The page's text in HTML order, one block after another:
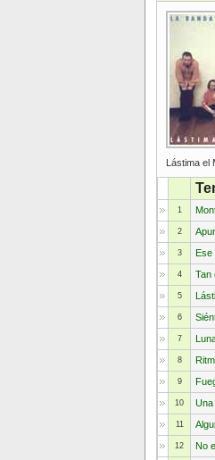
Lástima el
1
2
3 Ese
4 Tan
5
6
7
8
9
10 Una
11
12 No